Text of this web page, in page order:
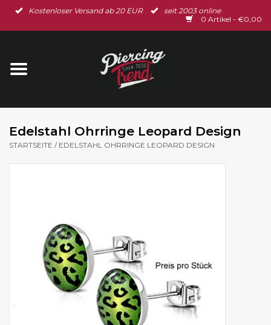
Kostenloser Versand ab 20 EUR
seit 2003 online
0 Artikel - €0,00
Startseite
Ohrschmuck
Edelstahl Ohrringe Leopard Design
STARTSEITE / EDELSTAHL OHRRINGE LEOPARD DESIGN